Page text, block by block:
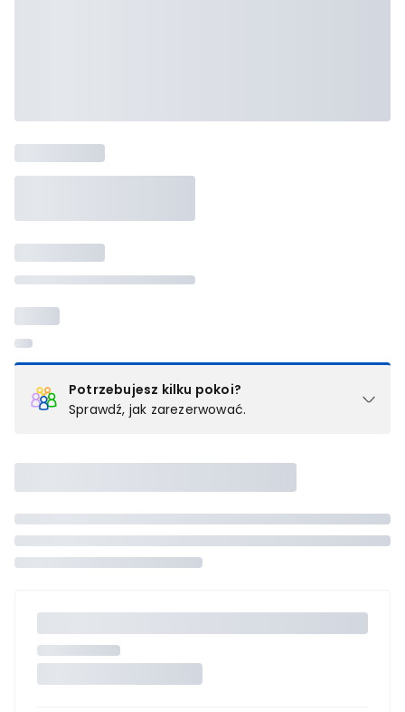
Potrzebujesz kilku pokoi?
Sprawdź, jak zarezerwować.
pokoju (lub apartamencie, willi itd.). Wybierz jedną z ofert z listy
i zarezerwuj ją. Zrób oddzielne rezerwacje dla każdego
kolejnego pokoju lubskontaktuj się z nami,by złożyć
zamówienie u naszego doradcy.
Maksymalna liczba uczestników
maksymalny limit dla 1 pokoju.